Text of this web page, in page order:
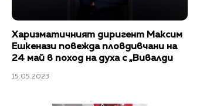
Харизматичният диригент Максим
Ешкенази повежда пловдивчани на
24 май в поход на духа с „Вивалди
15.05.2023